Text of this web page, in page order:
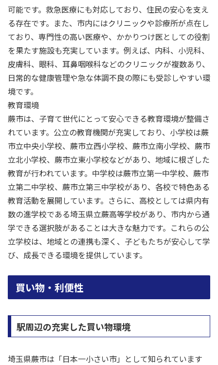
可能です。救急医療にも対応しており、住民の安心を支え
る存在です。また、市内にはクリニックや診療所が点在し
ており、専門性の高い医療や、かかりつけ医としての役割
を果たす施設も充実しています。例えば、内科、小児科、
皮膚科、眼科、耳鼻咽喉科などのクリニックが複数あり、
日常的な健康管理や急な体調不良の際にも受診しやすい環
境です。
教育環境
蕨市は、子育て世代にとって安心できる教育環境が整備さ
れています。公立の教育機関が充実しており、小学校は蕨
市立中央小学校、蕨市立西小学校、蕨市立南小学校、蕨市
立北小学校、蕨市立東小学校などがあり、地域に根ざした
教育が行われています。中学校は蕨市立第一中学校、蕨市
立第二中学校、蕨市立第三中学校があり、各校で特色ある
教育活動を展開しています。さらに、高校としては県内有
数の進学校である埼玉県立蕨高等学校があり、市内から通
学できる選択肢があることは大きな魅力です。これらの公
立学校は、地域との連携も深く、子どもたちが安心して学
び、成長できる環境を提供しています。
買い物・利便性
駅周辺の充実した買い物環境
埼玉県蕨市は「日本一小さい市」として知られています